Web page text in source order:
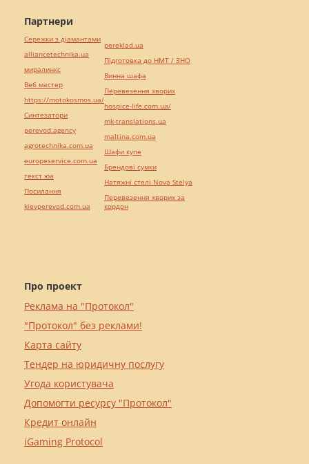
Про проект
Реклама на "Протокол"
"Протокол" без реклами!
Карта сайту
Тендер на юридичну послугу
Угода користувача
Допомогти ресурсу "Протокол"
Кредит онлайн
iGaming Protocol
Партнери
Сережки з діамантами
alliancetechnika.ua
миралинкс
Веб мастер
https://motokosmos.ua/
Синтезатори
perevod.agency
agrotechnika.com.ua
europeservice.com.ua
текст юа
Посилання
kievperevod.com.ua
pereklad.ua
Підготовка до НМТ / ЗНО
Винна шафа
Перевезення хворих
hospice-life.com.ua/
mk-translations.ua
maltina.com.ua
Шафи купе
Брендові сумки
Натяжні стелі Nova Stelya
Перевезення хворих за
кордон